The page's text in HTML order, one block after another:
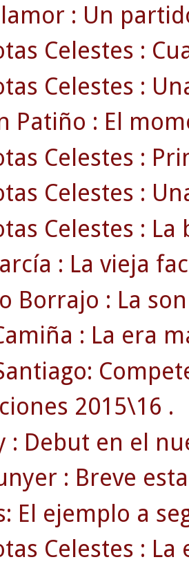
: Un
Celestes :
Celestes :
Patiño : El
Celestes :
Celestes :
Celestes :
: La vieja
Borrajo : La
: La era
2015\16 .
: Debut en el
: Breve
El ejemplo a
Celestes :